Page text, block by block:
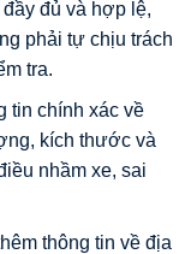
đủ và hợp lệ,
phải tự chịu trách
tra.
tin chính xác về
kích thước và
nhầm xe, sai
thông tin về địa